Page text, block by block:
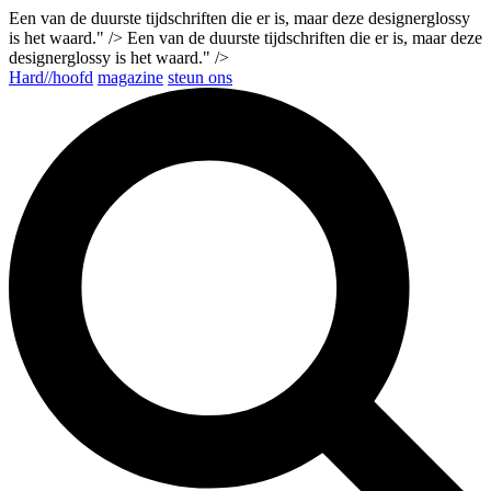
Een van de duurste tijdschriften die er is, maar deze designerglossy
is het waard." /> Een van de duurste tijdschriften die er is, maar deze
designerglossy is het waard." />
Hard//hoofd magazine steun ons